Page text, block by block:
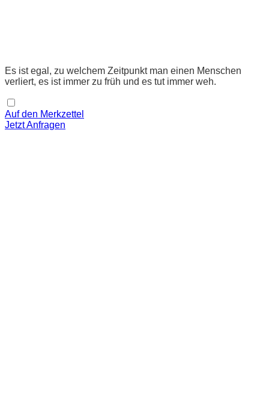
Es ist egal, zu welchem Zeitpunkt man einen Menschen
verliert, es ist immer zu früh und es tut immer weh.
Auf den Merkzettel
Jetzt Anfragen